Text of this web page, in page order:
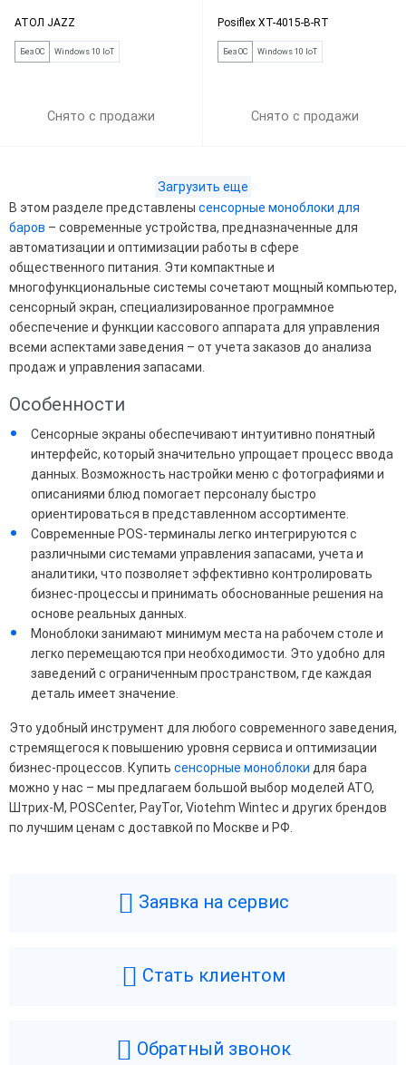
АТОЛ JAZZ
Без ОС Windows 10 IoT
Снято с продажи
Posiflex XT-4015-B-RT
Без ОС Windows 10 IoT
Снято с продажи
Загрузить еще
В этом разделе представлены сенсорные моноблоки для
баров – современные устройства, предназначенные для
автоматизации и оптимизации работы в сфере
общественного питания. Эти компактные и
многофункциональные системы сочетают мощный компьютер,
сенсорный экран, специализированное программное
обеспечение и функции кассового аппарата для управления
всеми аспектами заведения – от учета заказов до анализа
продаж и управления запасами.
Особенности
Сенсорные экраны обеспечивают интуитивно понятный
интерфейс, который значительно упрощает процесс ввода
данных. Возможность настройки меню с фотографиями и
описаниями блюд помогает персоналу быстро
ориентироваться в представленном ассортименте.
Современные POS-терминалы легко интегрируются с
различными системами управления запасами, учета и
аналитики, что позволяет эффективно контролировать
бизнес-процессы и принимать обоснованные решения на
основе реальных данных.
Моноблоки занимают минимум места на рабочем столе и
легко перемещаются при необходимости. Это удобно для
заведений с ограниченным пространством, где каждая
деталь имеет значение.
Это удобный инструмент для любого современного заведения,
стремящегося к повышению уровня сервиса и оптимизации
бизнес-процессов. Купить сенсорные моноблоки для бара
можно у нас – мы предлагаем большой выбор моделей АТО,
Штрих-М, POSCenter, PayTor, Viotehm Wintec и других брендов
по лучшим ценам с доставкой по Москве и РФ.
Заявка на сервис
Стать клиентом
Обратный звонок